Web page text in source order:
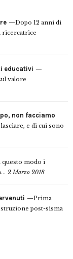
Dopo 12 anni di
ricercatrice
educativi
valore
non facciamo
e di cui sono
questo modo i
2 Marzo 2018
Prima
post-sisma